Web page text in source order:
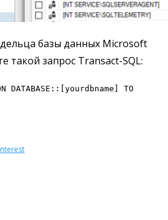
базы данных Microsoft
такой запрос Transact-SQL:
DATABASE::[yourdbname] TO